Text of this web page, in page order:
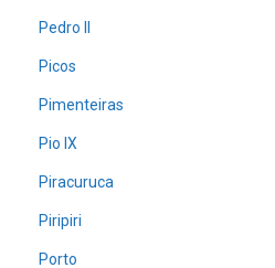
Pedro II
Picos
Pimenteiras
Pio IX
Piracuruca
Piripiri
Porto